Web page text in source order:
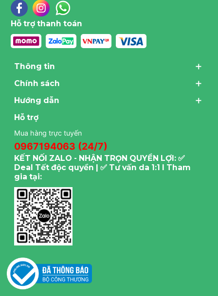
Hỗ trợ thanh toán
Thông tin
Chính sách
Hướng dẫn
Hỗ trợ
Mua hàng trực tuyến
0967194063 (24/7)
KẾT NỐI ZALO - NHẬN TRỌN QUYỀN LỢI: ✅
Deal Tết độc quyền | ✅ Tư vấn da 1:1 I Tham
gia tại: